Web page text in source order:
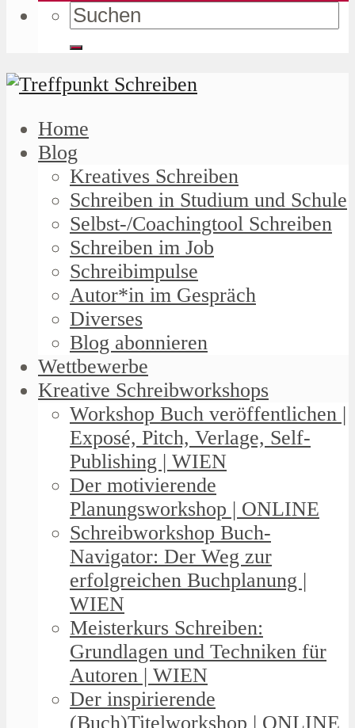
Home
Blog
Kreatives Schreiben
Schreiben in Studium und Schule
Selbst-/Coachingtool Schreiben
Schreiben im Job
Schreibimpulse
Autor*in im Gespräch
Diverses
Blog abonnieren
Wettbewerbe
Kreative Schreibworkshops
Workshop Buch veröffentlichen |
Exposé, Pitch, Verlage, Self-
Publishing | WIEN
Der motivierende
Planungsworkshop | ONLINE
Schreibworkshop Buch-
Navigator: Der Weg zur
erfolgreichen Buchplanung |
WIEN
Meisterkurs Schreiben:
Grundlagen und Techniken für
Autoren | WIEN
Der inspirierende
(Buch)Titelworkshop | ONLINE